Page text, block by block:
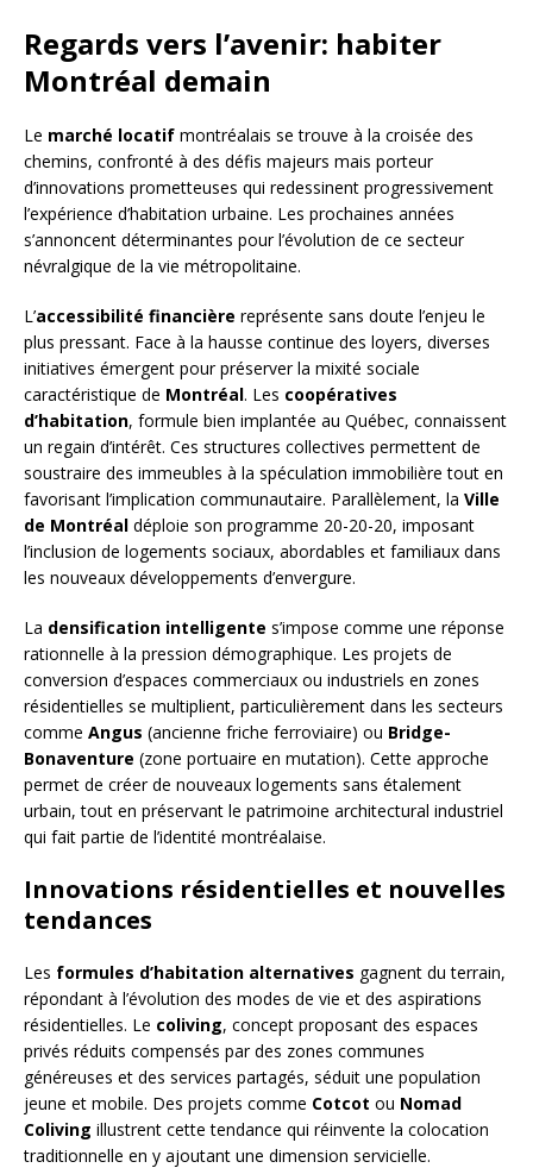
Regards vers l’avenir: habiter
Montréal demain
Le marché locatif montréalais se trouve à la croisée des
chemins, confronté à des défis majeurs mais porteur
d’innovations prometteuses qui redessinent progressivement
l’expérience d’habitation urbaine. Les prochaines années
s’annoncent déterminantes pour l’évolution de ce secteur
névralgique de la vie métropolitaine.
L’accessibilité financière représente sans doute l’enjeu le
plus pressant. Face à la hausse continue des loyers, diverses
initiatives émergent pour préserver la mixité sociale
caractéristique de Montréal. Les coopératives
d’habitation, formule bien implantée au Québec, connaissent
un regain d’intérêt. Ces structures collectives permettent de
soustraire des immeubles à la spéculation immobilière tout en
favorisant l’implication communautaire. Parallèlement, la Ville
de Montréal déploie son programme 20-20-20, imposant
l’inclusion de logements sociaux, abordables et familiaux dans
les nouveaux développements d’envergure.
La densification intelligente s’impose comme une réponse
rationnelle à la pression démographique. Les projets de
conversion d’espaces commerciaux ou industriels en zones
résidentielles se multiplient, particulièrement dans les secteurs
comme Angus (ancienne friche ferroviaire) ou Bridge-
Bonaventure (zone portuaire en mutation). Cette approche
permet de créer de nouveaux logements sans étalement
urbain, tout en préservant le patrimoine architectural industriel
qui fait partie de l’identité montréalaise.
Innovations résidentielles et nouvelles
tendances
Les formules d’habitation alternatives gagnent du terrain,
répondant à l’évolution des modes de vie et des aspirations
résidentielles. Le coliving, concept proposant des espaces
privés réduits compensés par des zones communes
généreuses et des services partagés, séduit une population
jeune et mobile. Des projets comme Cotcot ou Nomad
Coliving illustrent cette tendance qui réinvente la colocation
traditionnelle en y ajoutant une dimension servicielle.